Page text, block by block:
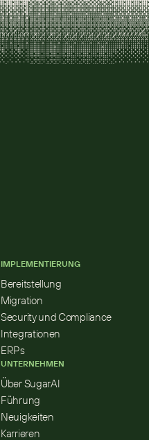
IMPLEMENTIERUNG
Bereitstellung
Migration
Security und Compliance
Integrationen
ERPs
UNTERNEHMEN
Über SugarAI
Führung
Neuigkeiten
Karrieren